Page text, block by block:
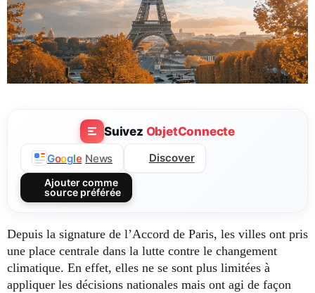
Suivez ObjetConnecte
Google News Discover
Ajouter comme
source préférée
Depuis la signature de l’Accord de Paris, les villes ont pris
une place centrale dans la lutte contre le changement
climatique. En effet, elles ne se sont plus limitées à
appliquer les décisions nationales mais ont agi de façon